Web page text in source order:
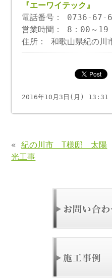
『エーワイテック』
電話番号： 0736-67-
営業時間： 8：00～19
住所： 和歌山県紀の川
2016年10月3日(月) 13:31
«紀の川市 T様邸 太陽
光工事